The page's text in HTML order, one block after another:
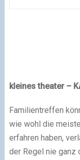
kleines theater –
Familientreffen
wie wohl die
erfahren haben,
der Regel nie ganz